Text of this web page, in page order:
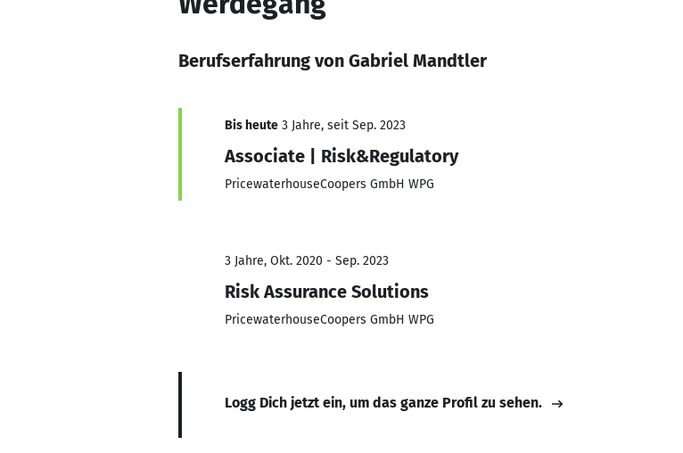
Berufserfahrung von Gabriel Mandtler
Bis heute 3 Jahre, seit Sep. 2023
Associate | Risk&Regulatory
PricewaterhouseCoopers GmbH WPG
3 Jahre, Okt. 2020 - Sep. 2023
Risk Assurance Solutions
PricewaterhouseCoopers GmbH WPG
Logg Dich jetzt ein, um das ganze Profil zu sehen.